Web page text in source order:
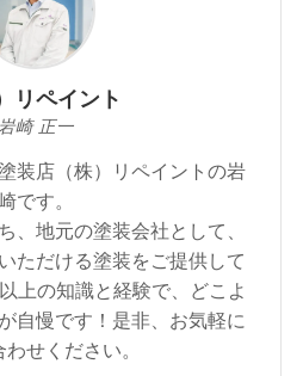
リペイント
岩崎 正一
装店（株）リペイントの岩
です。
、地元の塗装会社として、
ただける塗装をご提供して
上の知識と経験で、どこよ
自慢です！是非、お気軽に
せください。